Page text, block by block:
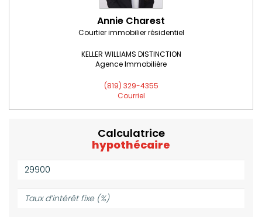
Annie Charest
Courtier immobilier résidentiel
KELLER WILLIAMS DISTINCTION
Agence Immobilière
(819) 329-4355
Courriel
Calculatrice
hypothécaire
Valeur
de
propriété
($):
d’intérêt